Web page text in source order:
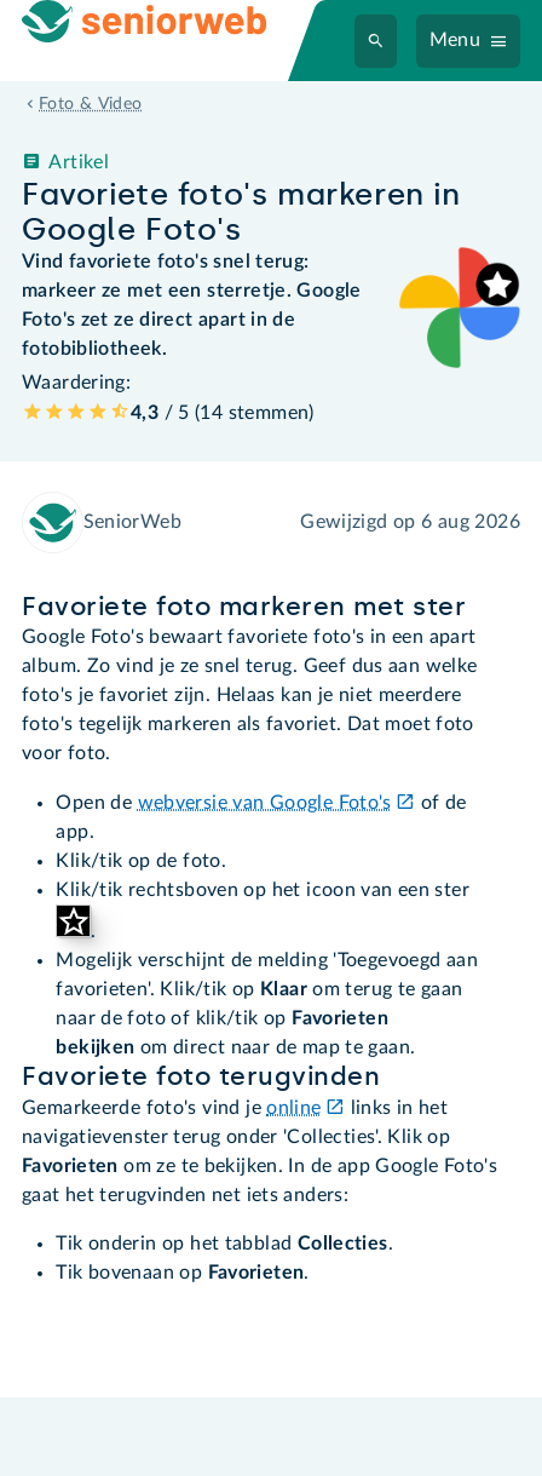
Menu
Foto & Video
Favoriete foto's markeren in
Google Foto's
Artikel
Vind favoriete foto's snel terug:
markeer ze met een sterretje. Google
Foto's zet ze direct apart in de
fotobibliotheek.
Waardering:
4,3 / 5 (14 stemmen)
SeniorWeb Gewijzigd op 6 aug 2026
Favoriete foto markeren met ster
Google Foto's bewaart favoriete foto's in een apart
album. Zo vind je ze snel terug. Geef dus aan welke
foto's je favoriet zijn. Helaas kan je niet meerdere
foto's tegelijk markeren als favoriet. Dat moet foto
voor foto.
Open de webversie van Google Foto's
of de
app.
Klik/tik op de foto.
Klik/tik rechtsboven op het icoon van een ster
.
Mogelijk verschijnt de melding 'Toegevoegd aan
favorieten'. Klik/tik op Klaarom terug te gaan
naar de foto of klik/tik op Favorieten
bekijken om direct naar de map te gaan.
Favoriete foto terugvinden
Gemarkeerde foto's vind jeonline
links in het
navigatievenster terug onder 'Collecties'. Klik op
Favorieten om ze te bekijken. In de app Google Foto's
gaat het terugvinden net iets anders:
Tik onderin op het tabblad Collecties.
Tik bovenaan op Favorieten.